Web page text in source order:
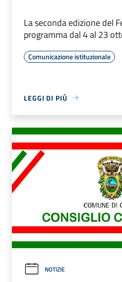
La seconda edizione del
programma dal 4 al 23
Comunicazione istituzionale
LEGGI DI PIÙ
NOTIZIE